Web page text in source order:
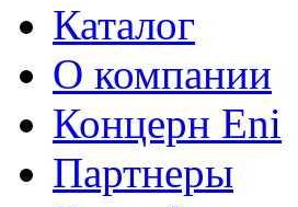
Каталог
О компании
Концерн Eni
Партнеры